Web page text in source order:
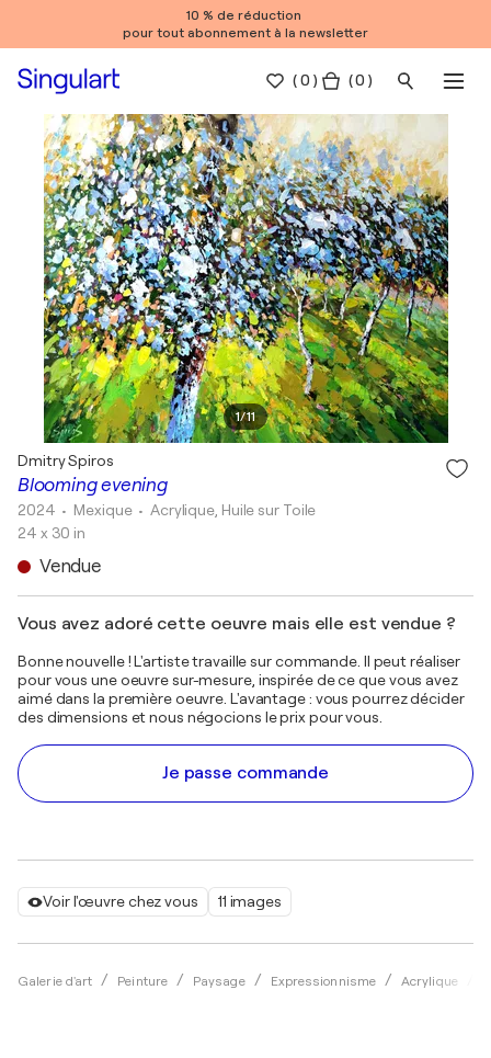
10 % de réduction
pour tout abonnement à la newsletter
(0 ) ( 0 )
1/11
Voir l'œuvre chez vous 11 images
Galerie d'art Peinture Paysage Expressionnisme Acrylique
Blooming evening
Dmitry Spiros
2024 • Mexique • Acrylique, Huile sur Toile
24 x 30 in
Vendue
Vous avez adoré cette oeuvre mais elle est vendue ?
Bonne nouvelle ! L'artiste travaille sur commande. Il peut réaliser
pour vous une oeuvre sur-mesure, inspirée de ce que vous avez
aimé dans la première oeuvre. L'avantage : vous pourrez décider
des dimensions et nous négocions le prix pour vous.
Je passe commande